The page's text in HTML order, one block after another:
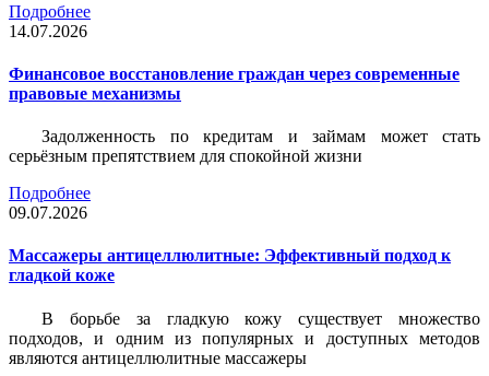
Подробнее
14.07.2026
Финансовое восстановление граждан через современные
правовые механизмы
Задолженность по кредитам и займам может стать
серьёзным препятствием для спокойной жизни
Подробнее
09.07.2026
Массажеры антицеллюлитные: Эффективный подход к
гладкой коже
В борьбе за гладкую кожу существует множество
подходов, и одним из популярных и доступных методов
являются антицеллюлитные массажеры